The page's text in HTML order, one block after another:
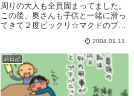
周りの大人も全員固まってました。
この後、奥さんも子供と一緒に滑っ
てきて２度ビックリ☆マクドのプレ
2004.01.11
絵日記